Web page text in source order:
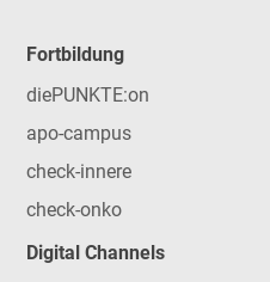
Fortbildung
diePUNKTE:on
apo-campus
check-innere
check-onko
Digital Channels